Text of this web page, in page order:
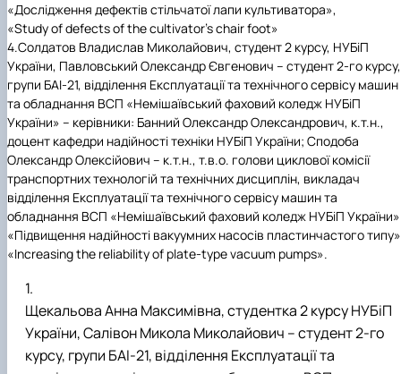
«Дослідження дефектів стільчатої лапи культиватора»,
«Study of defects of the cultivator's chair foot»
4.Солдатов Владислав Миколайович, студент 2 курсу, НУБіП
України, Павловський Олександр Євгенович – студент 2-го курсу,
групи БАІ-21, відділення Експлуатації та технічного сервісу машин
та обладнання ВСП «Немішаївський фаховий коледж НУБіП
України» – керівники: Банний Олександр Олександрович, к.т.н.,
доцент кафедри надійності техніки НУБіП України; Сподоба
Олександр Олексійович – к.т.н., т.в.о. голови циклової комісії
транспортних технологій та технічних дисциплін, викладач
відділення Експлуатації та технічного сервісу машин та
обладнання ВСП «Немішаївський фаховий коледж НУБіП України»
«Підвищення надійності вакуумних насосів пластинчастого
«Increasing the reliability of plate-type vacuum pumps».
Щекальова Анна Максимівна, студентка 2 курсу НУБіП
України, Салівон Микола Миколайович – студент 2-го
курсу, групи БАІ-21, відділення Експлуатації та